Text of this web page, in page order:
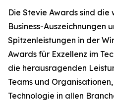
Die Stevie Awards sind
Business-Auszeichnungen
Spitzenleistungen in der
Awards für Exzellenz im
die herausragenden
Teams und
Technologie in allen